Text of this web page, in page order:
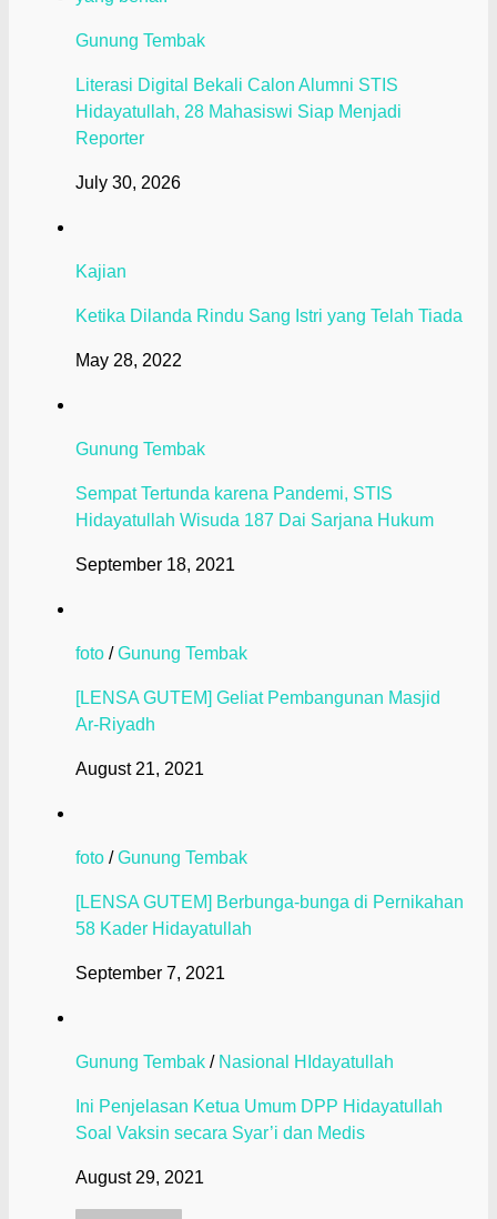
Gunung Tembak
Literasi Digital Bekali Calon Alumni STIS
Hidayatullah, 28 Mahasiswi Siap Menjadi
Reporter
July 30, 2026
Kajian
Ketika Dilanda Rindu Sang Istri yang Telah Tiada
May 28, 2022
Gunung Tembak
Sempat Tertunda karena Pandemi, STIS
Hidayatullah Wisuda 187 Dai Sarjana Hukum
September 18, 2021
foto /Gunung Tembak
[LENSA GUTEM] Geliat Pembangunan Masjid
Ar-Riyadh
August 21, 2021
foto /Gunung Tembak
[LENSA GUTEM] Berbunga-bunga di Pernikahan
58 Kader Hidayatullah
September 7, 2021
Gunung Tembak / Nasional HIdayatullah
Ini Penjelasan Ketua Umum DPP Hidayatullah
Soal Vaksin secara Syar’i dan Medis
August 29, 2021